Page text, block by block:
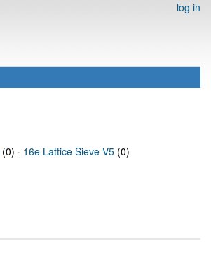
log in
(0) · 16e Lattice Sieve V5 (0)